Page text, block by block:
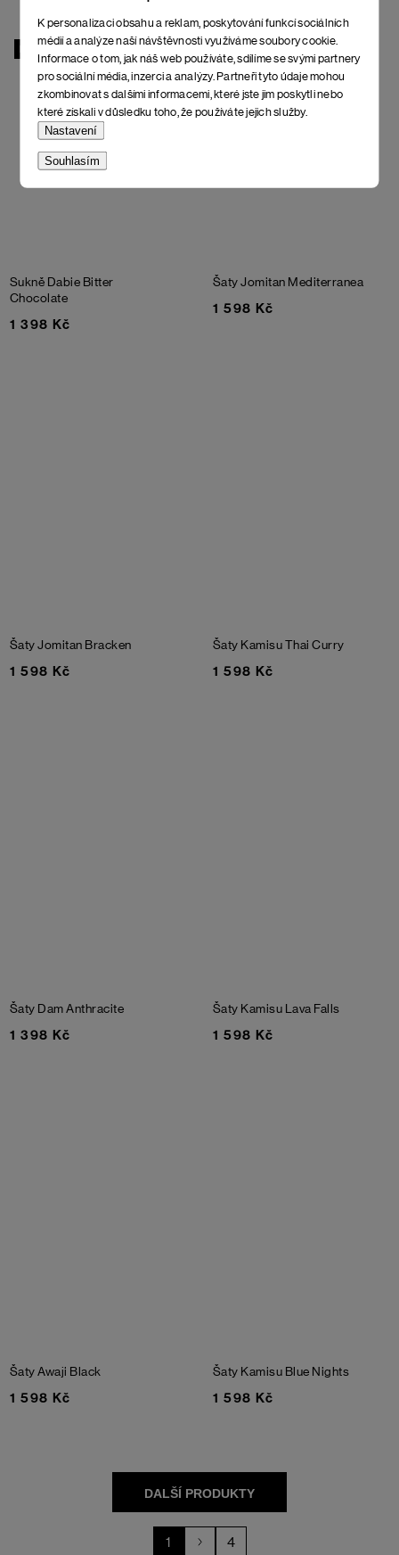
K personalizaci obsahu a reklam, poskytování funkcí sociálních
médií a analýze naší návštěvnosti využíváme soubory cookie.
Informace o tom, jak náš web používáte, sdílíme se svými partnery
pro sociální média, inzerci a analýzy. Partneři tyto údaje mohou
zkombinovat s dalšími informacemi, které jste jim poskytli nebo
které získali v důsledku toho, že používáte jejich služby.
Nastavení
Souhlasím
Sukně Dabie Bitter
Chocolate
1 398 Kč
Šaty Jomitan Mediterranea
1 598 Kč
Šaty Jomitan Bracken
1 598 Kč
Šaty KamisuThai Curry
1 598 Kč
Šaty DamAnthracite
1 398 Kč
Šaty Kamisu Lava Falls
1 598 Kč
Šaty Awaji Black
1 598 Kč
Šaty Kamisu Blue Nights
1 598 Kč
1 4